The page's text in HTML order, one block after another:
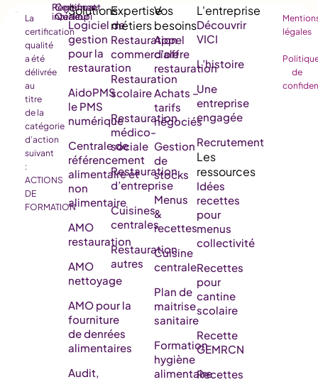
La
certification
qualité
a été
délivrée
au
titre
de la
catégorie
d’action
suivant
:
ACTIONS
DE
FORMATION
Règlement
intérieur
Certificat
Qualiopi
Logiciel de
gestion
pour la
restauration
AidoPMS
le PMS
numérique
Centrale de
référencement
alimentaire et
non
alimentaire
AMO
restauration
AMO
nettoyage
AMO pour la
fourniture
de denrées
alimentaires
Audit,
Restauration
commerciale
Restauration
scolaire
Restauration
médico-
sociale
Restauration
d’entreprise
Cuisines
centrales
Restauration
autres
Appel
d’offre
restauration
Achats –
tarifs
négociés
Gestion
de
stocks
Menus
&
recettes
Cuisine
centrale
Plan de
maitrise
sanitaire
Formation
hygiène
alimentaire
Découvrir
VICI
L’histoire
Une
entreprise
engagée
Recrutement
Idées
recettes
pour
menus
collectivité
Recettes
pour
cantine
scolaire
Recette
GEMRCN
Recettes
légales
de